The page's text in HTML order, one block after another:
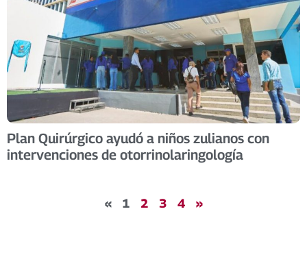
Plan Quirúrgico ayudó a niños zulianos con
intervenciones de otorrinolaringología
« 1 2 3 4 »